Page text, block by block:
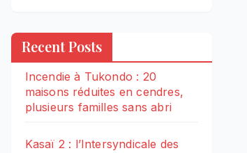
Recent Posts
Incendie à Tukondo : 20
maisons réduites en cendres,
plusieurs familles sans abri
Kasaï 2 : l’Intersyndicale des